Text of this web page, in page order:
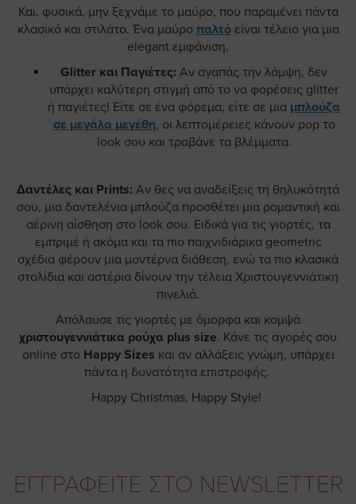
Και, φυσικά, μην ξεχνάμε το μαύρο, που παραμένει πάντα
κλασικό και στιλάτο. Ένα μαύρο παλτόείναι τέλειο για μια
elegant εμφάνιση.
Glitter και Παγιέτες: Αν αγαπάς την λάμψη, δεν
υπάρχει καλύτερη στιγμή από το να φορέσεις glitter
ή παγιέτες! Είτε σε ένα φόρεμα, είτε σε μια μπλούζα
σε μεγάλα μεγέθη, οι λεπτομέρειες κάνουν pop το
look σου και τραβάνε τα βλέμματα.
Δαντέλες και Prints: Αν θες να αναδείξεις τη θηλυκότητά
σου, μια δαντελένια μπλούζα προσθέτει μια ρομαντική και
αέρινη αίσθηση στο look σου. Ειδικά για τις γιορτές, τα
εμπριμέ ή ακόμα και τα πιο παιχνιδιάρικα geometric
σχέδια φέρουν μια μοντέρνα διάθεση, ενώ τα πιο κλασικά
στολίδια και αστέρια δίνουν την τέλεια Χριστουγεννιάτικη
πινελιά.
Απόλαυσε τις γιορτές με όμορφα και κομψά
χριστουγεννιάτικα ρούχα plus size. Κάνε τις αγορές σου
online στο Happy Sizes και αν αλλάξεις γνώμη, υπάρχει
πάντα η δυνατότητα επιστροφής.
Happy Christmas, Happy Style!
ΕΓΓΡΑΦΕΙΤΕ ΣΤΟ NEWSLETTER